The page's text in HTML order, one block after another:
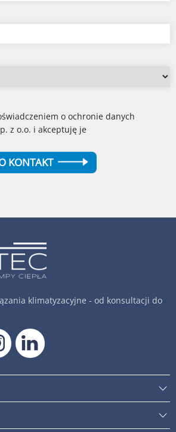
o ochronie danych
z o.o. i akceptuję je
KONTAKT
klimatyzacyjne - od konsultacji do